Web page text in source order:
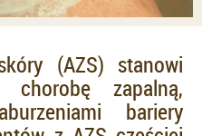
(AZS) stanowi
chorobę zapalną,
bariery